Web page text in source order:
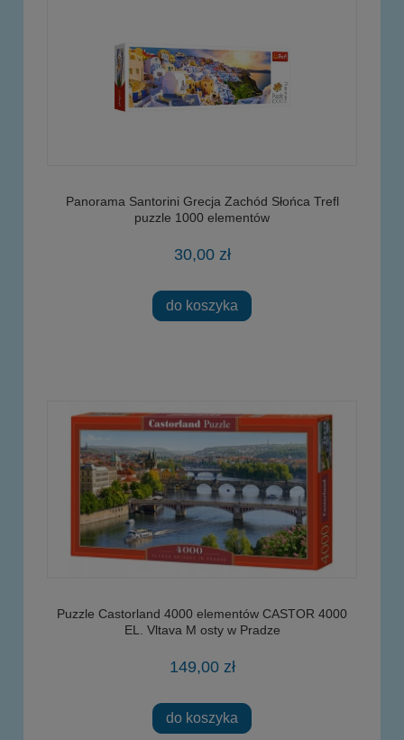
Panorama Santorini Grecja Zachód Słońca Trefl
puzzle 1000 elementów
30,00 zł
do koszyka
Puzzle Castorland 4000 elementów CASTOR 4000
EL. Vltava M osty w Pradze
149,00 zł
do koszyka